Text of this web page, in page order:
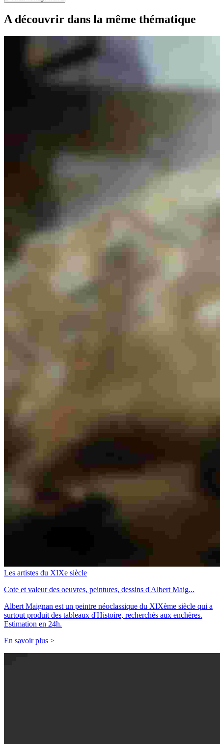
A découvrir dans la même thématique
Les artistes du XIXe siècle
Cote et valeur des oeuvres, peintures, dessins d'Albert Maig...
Albert Maignan est un peintre néoclassique du XIXème siècle qui a
surtout produit des tableaux d'Histoire, recherchés aux enchères.
Estimation en 24h.
En savoir plus >